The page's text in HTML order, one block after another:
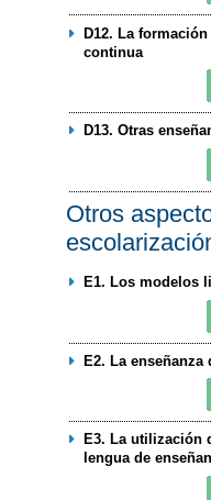
D12. La
continua
D13. Otras
Otros
E1. Los modelos
E2. La enseñanza
E3. La utilización
lengua de